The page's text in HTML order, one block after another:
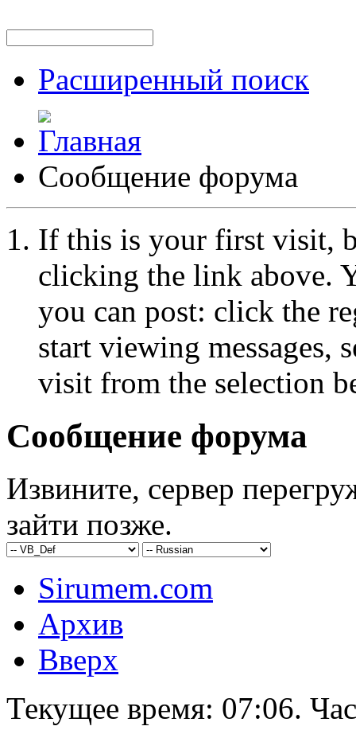
Расширенный поиск
Сообщение форума
If this is your first visit,
clicking the link above.
you can post: click the
start viewing messages,
visit from the selection
Сообщение форума
Извините, сервер
зайти позже.
Sirumem.com
Архив
Вверх
Текущее время: 07:06.